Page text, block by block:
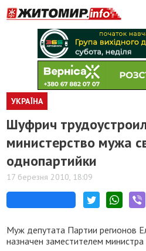
УКРАЇНА
Шуфрич
министерство мужа
однопартийки
17 березня 2010, 18:09
Муж депутата Партии регионов
назначен заместителем